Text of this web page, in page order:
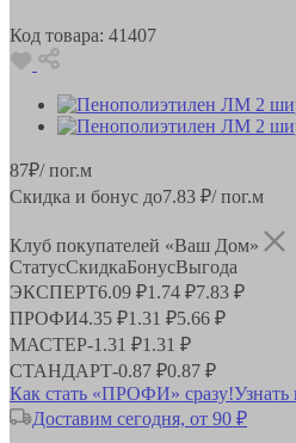
Код товара: 41407
87₽/ пог.м
Скидка и бонус до7.83 ₽/ пог.м
Клуб покупателей «Ваш Дом»
СтатусСкидкаБонусВыгода
ЭКСПЕРТ6.09 ₽1.74 ₽7.83 ₽
ПРОФИ4.35 ₽1.31 ₽5.66 ₽
МАСТЕР-1.31 ₽1.31 ₽
СТАНДАРТ-0.87 ₽0.87 ₽
Как стать «ПРОФИ» сразу!Узнать
Доставим сегодня, от 90 ₽